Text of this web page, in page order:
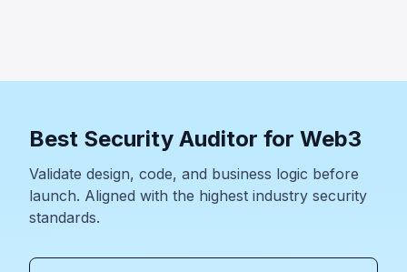
Best Security Auditor for Web3
Validate design, code, and business logic before
launch. Aligned with the highest industry security
standards.